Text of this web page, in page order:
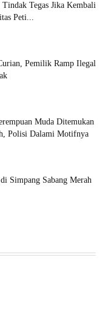
Tegas Jika Kembali
Peti...
Pemilik Ramp Ilegal
Muda Ditemukan
Polisi Dalami Motifnya
Simpang Sabang Merah